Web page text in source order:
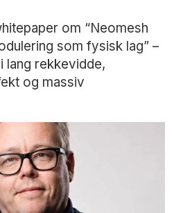
om “Neomesh
som fysisk lag” –
lang rekkevidde,
og massiv